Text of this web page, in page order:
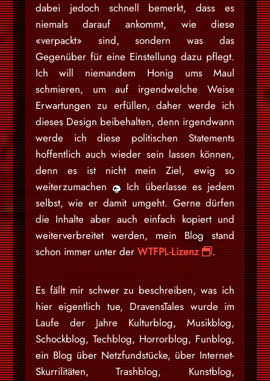
dabei jedoch schnell bemerkt, dass es
niemals darauf ankommt, wie diese
«verpackt» sind, sondern was das
Gegenüber für eine Einstellung dazu pflegt.
Ich will niemandem Honig ums Maul
schmieren, um auf irgendwelche Weise
Erwartungen zu erfüllen, daher werde ich
dieses Design beibehalten, denn irgendwann
werde ich diese politischen Statements
hoffentlich auch wieder sein lassen können,
denn es ist nicht mein Ziel, ewig so
weiterzumachen
Ich überlasse es jedem
selbst, wie er damit umgeht. Gerne dürfen
die Inhalte aber auch einfach kopiert und
weiterverbreitet werden, mein Blog stand
schon immer unter derWTFPL-Lizenz .
Es fällt mir schwer zu beschreiben, was ich
hier eigentlich tue, DravensTales wurde im
Laufe der Jahre Kulturblog, Musikblog,
Schockblog, Techblog, Horrorblog, Funblog,
ein Blog über Netzfundstücke, über Internet-
Skurrilitäten, Trashblog, Kunstblog,